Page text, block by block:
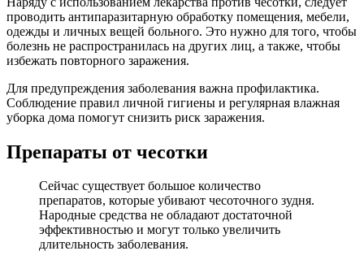
проводить антипаразитарную обработку помещения, мебели,
одежды и личных вещей больного. Это нужно для того, чтобы
болезнь не распространилась на других лиц, а также, чтобы
избежать повторного заражения.
Для предупреждения заболевания важна профилактика.
Соблюдение правил личной гигиены и регулярная влажная
уборка дома помогут снизить риск заражения.
Препараты от чесотки
Сейчас существует большое количество
препаратов, которые убивают чесоточного зудня.
Народные средства не обладают достаточной
эффективностью и могут только увеличить
длительность заболевания.